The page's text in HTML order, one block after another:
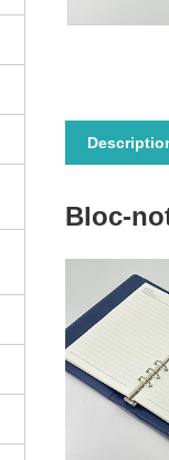
Bloc-